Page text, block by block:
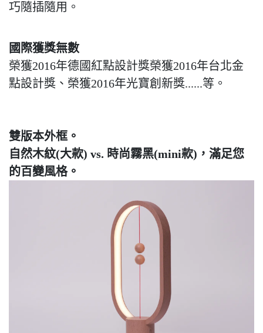
巧隨插隨用。
國際獲獎無數
榮獲2016年德國紅點設計獎榮獲2016年台北金
點設計獎、榮獲2016年光寶創新獎......等。
雙版本外框。
自然木紋(大款) vs. 時尚霧黑(mini款)，滿足您
的百變風格。